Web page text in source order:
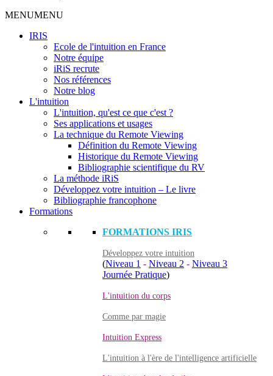
MENUMENU
IRIS
Ecole de l'intuition en France
Notre équipe
iRiS recrute
Nos références
Notre blog
L'intuition
L'intuition, qu'est ce que c'est ?
Ses applications et usages
La technique du Remote Viewing
Définition du Remote Viewing
Historique du Remote Viewing
Bibliographie scientifique du RV
La méthode iRiS
Développez votre intuition – Le livre
Bibliographie francophone
Formations
FORMATIONS IRIS
Développez votre intuition
(Niveau 1 - Niveau 2 - Niveau 3
Journée Pratique)
L'intuition du corps
Comme par magie
Intuition Express
L'intuition à l'ère de l'intelligence artificielle